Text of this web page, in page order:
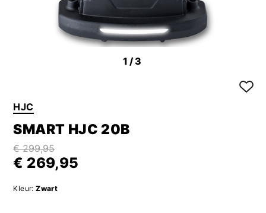
1 /3
HJC
SMART HJC 20B
€ 299,95
€ 269,95
Kleur: Zwart